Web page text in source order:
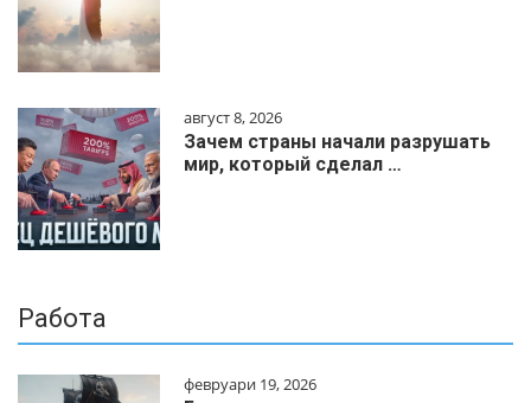
август 8, 2026
Зачем страны начали разрушать
мир, который сделал …
Работа
февруари 19, 2026